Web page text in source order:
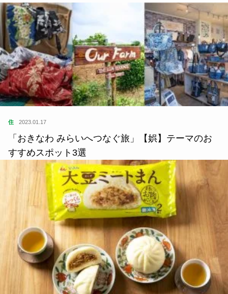
住 2023.01.17
「おきなわ みらいへつなぐ旅」【娯】テーマのお
すすめスポット3選